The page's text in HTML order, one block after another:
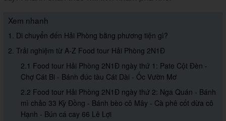
Xem nhanh
1. Di chuyển đến Hải Phòng bằng phương tiện gì?
2. Trải nghiệm từ A-Z Food tour Hải Phòng 2N1Đ
2.1 Food tour Hải Phòng 2N1Đ ngày thứ 1: Pate Cột Đèn -
Chợ Cát Bi - Bánh đúc tàu Cát Dài - Ốc Vườn Mơ
2.2 Food tour Hải Phòng 2N1Đ ngày thứ 2: Nga Quán - Bánh
mì chảo 33 Kỳ Đồng - Bánh bèo cô Mây - Cà phê cốt dừa cô
Hạnh - Bún cá cay 66 Lê Lợi